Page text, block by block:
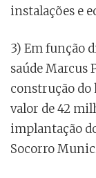
instalações e
3) Em função
saúde Marcus
construção do
valor de 42
implantação
Socorro